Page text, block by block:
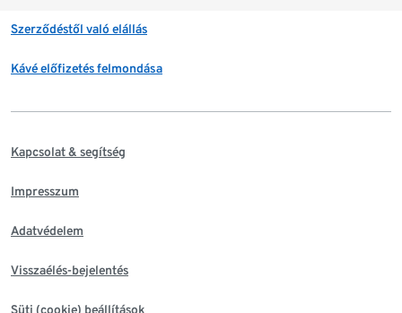
Szerződéstől való elállás
Kávé előfizetés felmondása
Kapcsolat & segítség
Impresszum
Adatvédelem
Visszaélés-bejelentés
Süti (cookie) beállítások